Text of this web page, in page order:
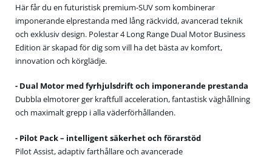
Här får du en futuristisk premium-SUV som kombinerar
imponerande elprestanda med lång räckvidd, avancerad teknik
och exklusiv design. Polestar 4 Long Range Dual Motor Business
Edition är skapad för dig som vill ha det bästa av komfort,
innovation och körglädje.
- Dual Motor med fyrhjulsdrift och imponerande prestanda
Dubbla elmotorer ger kraftfull acceleration, fantastisk väghållning
och maximalt grepp i alla väderförhållanden.
- Pilot Pack – intelligent säkerhet och förarstöd
Pilot Assist, adaptiv farthållare och avancerade